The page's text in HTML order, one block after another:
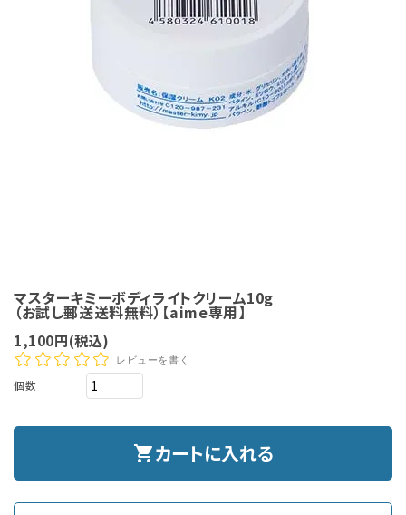
マスターキミーボディライトクリーム10g
（お試し郵送送料無料）【aime専用】
1,100円(税込)
レビューを書く
個数
shopping_cartカートに入れる